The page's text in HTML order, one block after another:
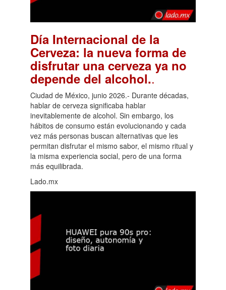
Día Internacional de la
Cerveza: la nueva forma de
disfrutar una cerveza ya no
depende del alcohol..
Ciudad de México, junio 2026.- Durante décadas,
hablar de cerveza significaba hablar
inevitablemente de alcohol. Sin embargo, los
hábitos de consumo están evolucionando y cada
vez más personas buscan alternativas que les
permitan disfrutar el mismo sabor, el mismo ritual y
la misma experiencia social, pero de una forma
más equilibrada.
Lado.mx